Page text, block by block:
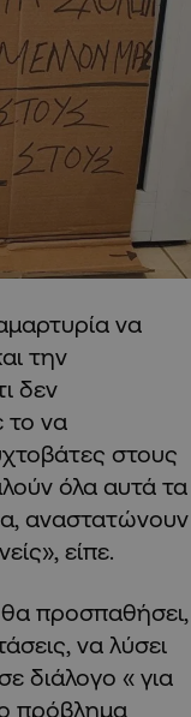
να
την
δεν
το να
στους
όλα αυτά τα
αναστατώνουν
είπε.
προσπαθήσει,
να λύσει
διάλογο « για
πρόβλημα